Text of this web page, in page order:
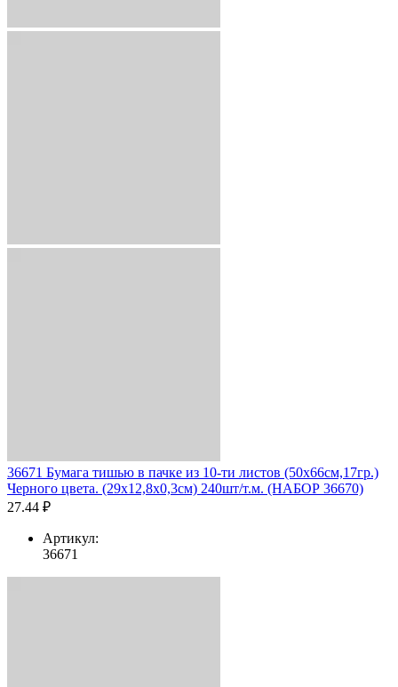
36671 Бумага тишью в пачке из 10-ти листов (50х66см,17гр.)
Черного цвета. (29x12,8x0,3см) 240шт/т.м. (НАБОР 36670)
27.44 ₽
Артикул:
36671